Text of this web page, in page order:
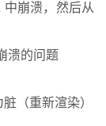
崩溃，然后从
溃的问题
（重新渲染）